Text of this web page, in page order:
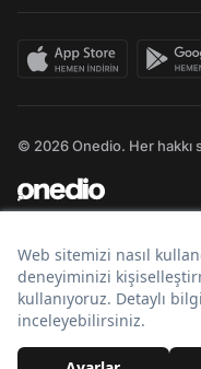
© 2026 Onedio. Her hakkı
Bir